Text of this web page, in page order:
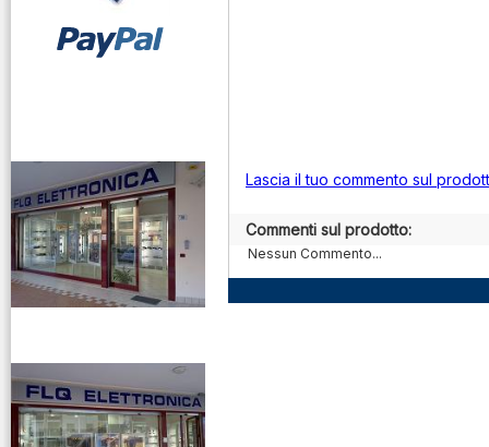
Lascia il tuo commento sul
Commenti sul prodotto:
Nessun Commento...